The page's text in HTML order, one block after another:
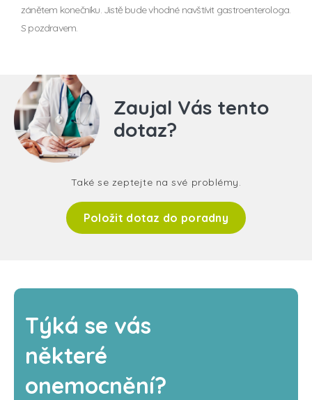
zánětem konečníku. Jistě bude vhodné navštívit gastroenterologa.
S pozdravem.
Zaujal Vás tento
dotaz?
Také se zeptejte na své problémy.
Položit dotaz do poradny
Týká se vás
některé
onemocnění?